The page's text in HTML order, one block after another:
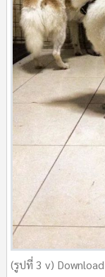
(รูปที่ 3 v)